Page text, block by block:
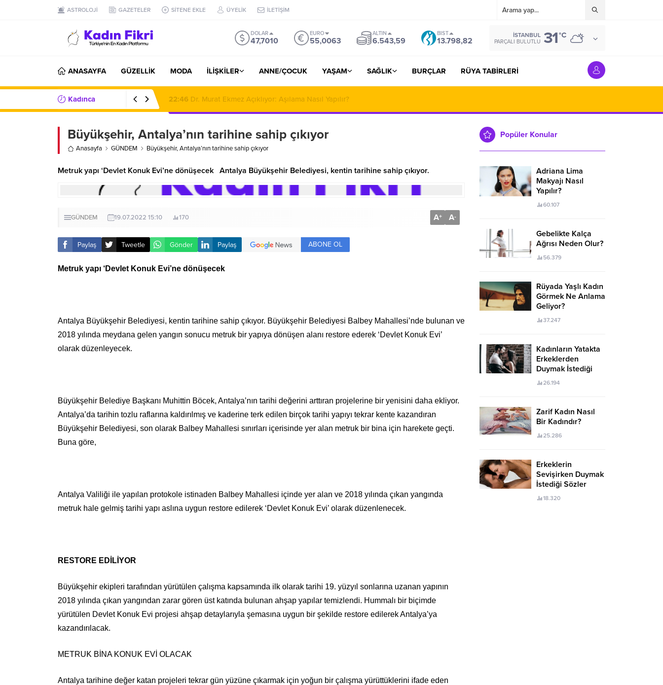
ASTROLOJİ GAZETELER SİTENE EKLE ÜYELİK İLETİŞİM
DOLAR
47,7010
EURO
55,0063
ALTIN
6.543,59
BIST
13.798,82
İSTANBUL
PARÇALI BULUTLU 31°C
ANASAYFA GÜZELLİK MODA İLİŞKİLER ANNE/ÇOCUK YAŞAM SAĞLIK BURÇLAR RÜYA TABİRLERİ
Kadınca 17:57Işıltının Dijital Dünyadaki Buluşma Noktası
Büyükşehir, Antalya’nın tarihine sahip çıkıyor
Anasayfa GÜNDEM Büyükşehir, Antalya’nın tarihine sahip çıkıyor
Metruk yapı ‘Devlet Konuk Evi’ne dönüşecek Antalya Büyükşehir Belediyesi, kentin tarihine sahip çıkıyor.
GÜNDEM 19.07.2022 15:10 170 A+ A-
Paylaş Tweetle Gönder Paylaş ABONE OL
Metruk yapı ‘Devlet Konuk Evi’ne dönüşecek
Antalya Büyükşehir Belediyesi, kentin tarihine sahip çıkıyor. Büyükşehir Belediyesi Balbey Mahallesi’nde bulunan ve
2018 yılında meydana gelen yangın sonucu metruk bir yapıya dönüşen alanı restore ederek ‘Devlet Konuk Evi’
olarak düzenleyecek.
Büyükşehir Belediye Başkanı Muhittin Böcek, Antalya’nın tarihi değerini arttıran projelerine bir yenisini daha ekliyor.
Antalya’da tarihin tozlu raflarına kaldırılmış ve kaderine terk edilen birçok tarihi yapıyı tekrar kente kazandıran
Büyükşehir Belediyesi, son olarak Balbey Mahallesi sınırları içerisinde yer alan metruk bir bina için harekete geçti.
Buna göre,
Antalya Valiliği ile yapılan protokole istinaden Balbey Mahallesi içinde yer alan ve 2018 yılında çıkan yangında
metruk hale gelmiş tarihi yapı aslına uygun restore edilerek ‘Devlet Konuk Evi’ olarak düzenlenecek.
RESTORE EDİLİYOR
Büyükşehir ekipleri tarafından yürütülen çalışma kapsamında ilk olarak tarihi 19. yüzyıl sonlarına uzanan yapının
2018 yılında çıkan yangından zarar gören üst katında bulunan ahşap yapılar temizlendi. Hummalı bir biçimde
yürütülen Devlet Konuk Evi projesi ahşap detaylarıyla şemasına uygun bir şekilde restore edilerek Antalya’ya
kazandırılacak.
METRUK BİNA KONUK EVİ OLACAK
Antalya tarihine değer katan projeleri tekrar gün yüzüne çıkarmak için yoğun bir çalışma yürüttüklerini ifade eden
Popüler Konular
Adriana Lima
Makyajı Nasıl
Yapılır?
60.107
Gebelikte Kalça
Ağrısı Neden Olur?
56.379
Rüyada Yaşlı Kadın
Görmek Ne Anlama
Geliyor?
37.247
Kadınların Yatakta
Erkeklerden
Duymak İstediği
Sözler
26.194
Zarif Kadın Nasıl
Bir Kadındır?
25.286
Erkeklerin
Sevişirken Duymak
İstediği Sözler
Neler?
18.320